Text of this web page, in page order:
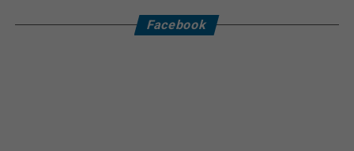
Facebook